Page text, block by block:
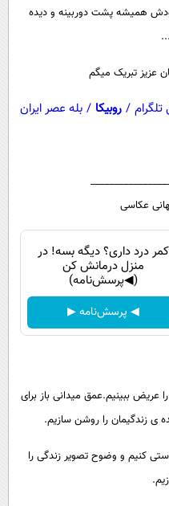
همیشه پشت دوربینه و دیده
عزیز تبریک میگم
/ روبیکا / بله عصر ایران
کمر درد داری؟ دیگه بسه! در
منزل درمانش کن
(◀پرسش‌نامه)
◀ پرسش‌نامه ▶
عریض ببینیم.عمق میدانی باز برای
ی زندگیمان را روشن سازیم.
دستی کنیم و وضوح تصویر زندگی را